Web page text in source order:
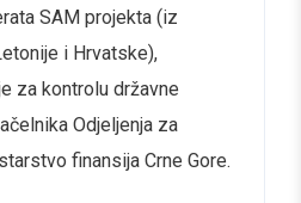
SAM projekta (iz
i Hrvatske),
za kontrolu državne
Odjeljenja za
finansija Crne Gore.